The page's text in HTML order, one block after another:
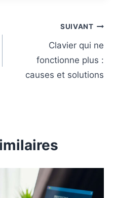
SUIVANT
Clavier qui ne
fonctionne plus :
causes et solutions